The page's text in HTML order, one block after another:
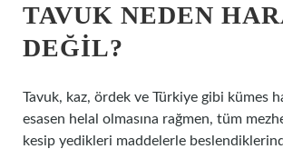
TAVUK NEDEN
DEĞIL?
Tavuk, kaz, ördek ve Türkiye gibi kümes
esasen helal olmasına rağmen, tüm
kesip yedikleri maddelerle